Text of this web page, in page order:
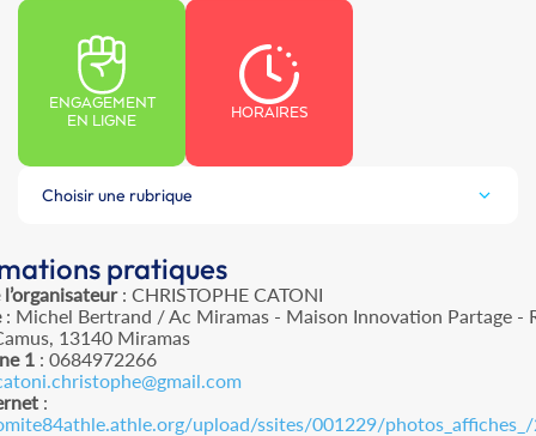
ENGAGEMENT
EN LIGNE
HORAIRES
Choisir une rubrique
pratiques
: CHRISTOPHE CATONI
: Michel Bertrand / Ac Miramas - Maison Innovation Partage -
13140 Miramas
1: 0684972266
:
upload/ssites/001229/